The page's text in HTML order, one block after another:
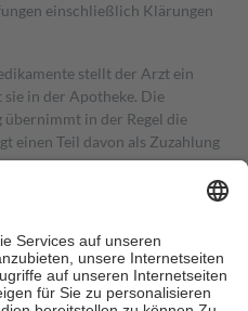
einschließlich Klärungen
stellt der Arzt ein
sie in der Apotheke. Die
in der Regel die
einen Teil davon als Zuzahlung
in Höhe von zehn
nie mehr als die tatsächlichen
auch für Online-Apotheken.
beträgt die